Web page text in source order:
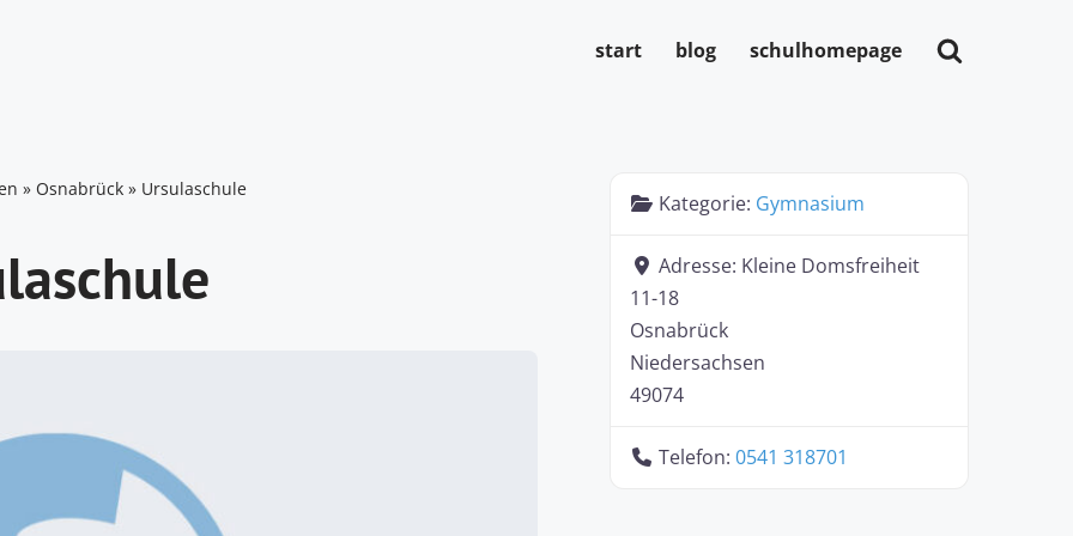
start blog schulhomepage
» Osnabrück » Ursulaschule
Kategorie: Gymnasium
Adresse: Kleine Domsfreiheit
11-18
Osnabrück
Niedersachsen
49074
Telefon: 0541 318701